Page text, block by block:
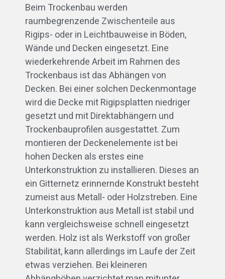
Beim Trockenbau werden
raumbegrenzende Zwischenteile aus
Rigips- oder in Leichtbauweise in Böden,
Wände und Decken eingesetzt. Eine
wiederkehrende Arbeit im Rahmen des
Trockenbaus ist das Abhängen von
Decken. Bei einer solchen Deckenmontage
wird die Decke mit Rigipsplatten niedriger
gesetzt und mit Direktabhängern und
Trockenbauprofilen ausgestattet. Zum
montieren der Deckenelemente ist bei
hohen Decken als erstes eine
Unterkonstruktion zu installieren. Dieses an
ein Gitternetz erinnernde Konstrukt besteht
zumeist aus Metall- oder Holzstreben. Eine
Unterkonstruktion aus Metall ist stabil und
kann vergleichsweise schnell eingesetzt
werden. Holz ist als Werkstoff von großer
Stabilität, kann allerdings im Laufe der Zeit
etwas verziehen. Bei kleineren